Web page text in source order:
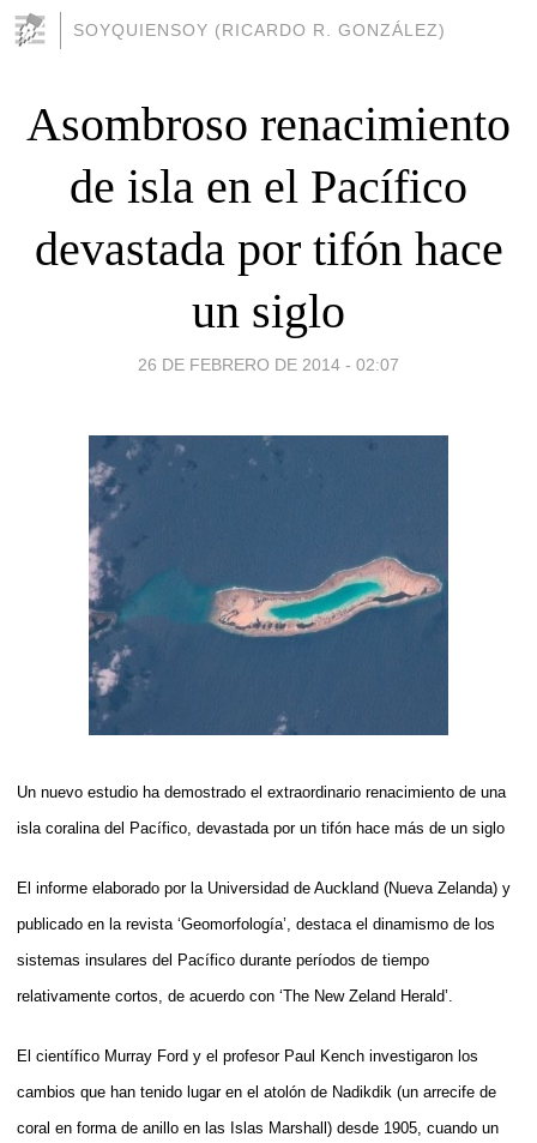
SOYQUIENSOY (RICARDO R. GONZÁLEZ)
Asombroso renacimiento
de isla en el Pacífico
devastada por tifón hace
un siglo
26 DE FEBRERO DE 2014 - 02:07
Un nuevo estudio ha demostrado el extraordinario renacimiento de una
isla coralina del Pacífico, devastada por un tifón hace más de un siglo
El informe elaborado por la Universidad de Auckland (Nueva Zelanda) y
publicado en la revista ‘Geomorfología’, destaca el dinamismo de los
sistemas insulares del Pacífico durante períodos de tiempo
relativamente cortos, de acuerdo con ‘The New Zeland Herald’.
El científico Murray Ford y el profesor Paul Kench investigaron los
cambios que han tenido lugar en el atolón de Nadikdik (un arrecife de
coral en forma de anillo en las Islas Marshall) desde 1905, cuando un